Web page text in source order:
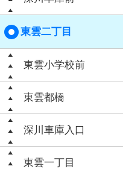
東雲二丁目
東雲小学校前
東雲都橋
深川車庫入口
東雲一丁目